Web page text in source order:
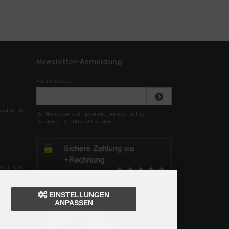
im
in der
Newsletter-Anmeldung
E-Mail-Adresse:
Der Newsletter kann jederzeit hier oder in Ihrem
Kundenkonto abbestellt werden.
EINSTELLUNGEN
ANPASSEN